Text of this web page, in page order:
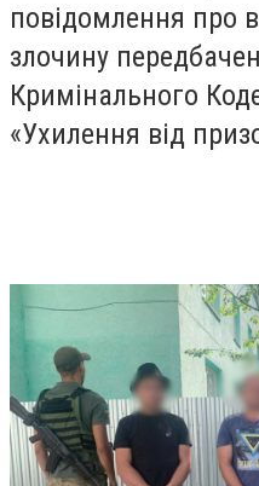
повідомлення про
злочину
Кримінального
«Ухилення від